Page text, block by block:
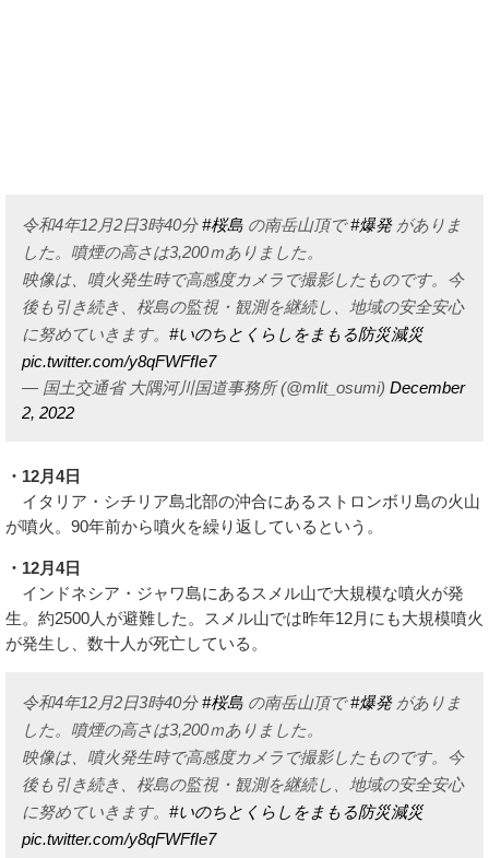
令和4年12月2日3時40分#桜島 の南岳山頂で#爆発がありま
した。噴煙の高さは3,200ｍありました。
映像は、噴火発生時で高感度カメラで撮影したものです。今
後も引き続き、桜島の監視・観測を継続し、地域の安全安心
に努めていきます。 #いのちとくらしをまもる防災減災
pic.twitter.com/y8qFWFfIe7
— 国土交通省 大隅河川国道事務所 (@mlit_osumi) December
2, 2022
・12月4日
イタリア・シチリア島北部の沖合にあるストロンボリ島の火山
が噴火。90年前から噴火を繰り返しているという。
・12月4日
インドネシア・ジャワ島にあるスメル山で大規模な噴火が発
生。約2500人が避難した。スメル山では昨年12月にも大規模噴火
が発生し、数十人が死亡している。
令和4年12月2日3時40分#桜島 の南岳山頂で#爆発がありま
した。噴煙の高さは3,200ｍありました。
映像は、噴火発生時で高感度カメラで撮影したものです。今
後も引き続き、桜島の監視・観測を継続し、地域の安全安心
に努めていきます。 #いのちとくらしをまもる防災減災
pic.twitter.com/y8qFWFfIe7